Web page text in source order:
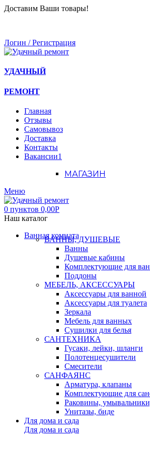
Доставим Ваши товары!
Логин / Регистрация
УДАЧНЫЙ
РЕМОНТ
Главная
Отзывы
Самовывоз
Доставка
Контакты
Вакансии1
МАГАЗИН
Меню
0 пунктов 0,00Р
Наш каталог
Ванная комната
ВАННЫ, ДУШЕВЫЕ
Ванны
Душевые кабины
Комплектующие для
Поддоны
МЕБЕЛЬ, АКСЕССУАРЫ
Аксессуары для ванной
Аксессуары для туалета
Зеркала
Мебель для ванных
Сушилки для белья
САНТЕХНИКА
Гусаки, лейки, шланги
Полотенцесушители
Смесители
САНФАЯНС
Арматура, клапаны
Комплектующие для
Раковины,
Унитазы, биде
Для дома и сада
Для дома и сада